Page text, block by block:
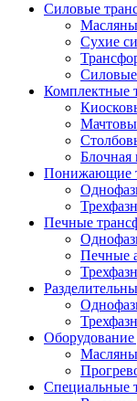
Силовые
Сухие
Комплектные
Блочная
Понижающие
Печные
Печные
Оборудование
Специальные